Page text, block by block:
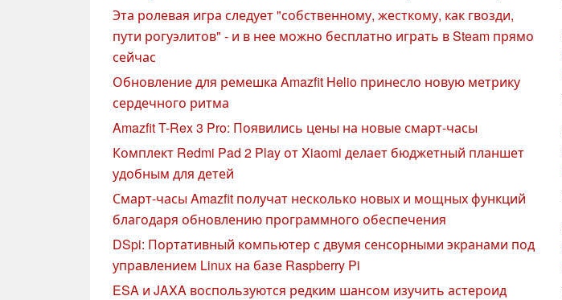
Эта ролевая игра следует "собственному, жесткому, как гвозди,
пути рогуэлитов" - и в нее можно бесплатно играть в Steam прямо
сейчас
Обновление для ремешка Amazfit Helio принесло новую метрику
сердечного ритма
Amazfit T-Rex 3 Pro: Появились цены на новые смарт-часы
Комплект Redmi Pad 2 Play от Xiaomi делает бюджетный планшет
удобным для детей
Смарт-часы Amazfit получат несколько новых и мощных функций
благодаря обновлению программного обеспечения
DSpi: Портативный компьютер с двумя сенсорными экранами под
управлением Linux на базе Raspberry Pi
ESA и JAXA воспользуются редким шансом изучить астероид